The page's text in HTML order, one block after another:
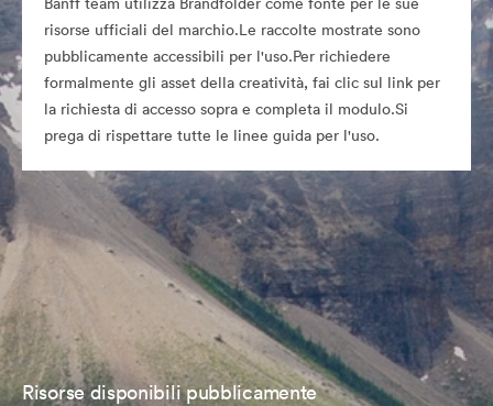
risorse ufficiali del marchio.Le raccolte mostrate sono
pubblicamente accessibili per l'uso.Per richiedere
formalmente gli asset della creatività, fai clic sul link per
la richiesta di accesso sopra e completa il modulo.Si
prega di rispettare tutte le linee guida per l'uso.
Risorse disponibili pubblicamente